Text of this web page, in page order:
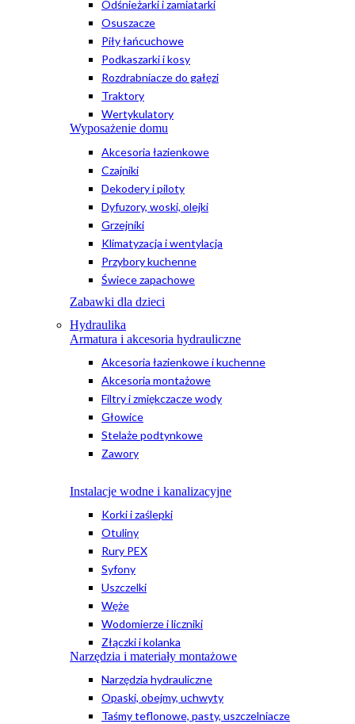
Odśnieżarki i zamiatarki
Osuszacze
Piły łańcuchowe
Podkaszarki i kosy
Rozdrabniacze do gałęzi
Traktory
Wertykulatory
Wyposażenie domu
Akcesoria łazienkowe
Czajniki
Dekodery i piloty
Dyfuzory, woski, olejki
Grzejniki
Klimatyzacja i wentylacja
Przybory kuchenne
Świece zapachowe
Zabawki dla dzieci
Hydraulika
Armatura i akcesoria hydrauliczne
Akcesoria łazienkowe i kuchenne
Akcesoria montażowe
Filtry i zmiękczacze wody
Głowice
Stelaże podtynkowe
Zawory
Instalacje wodne i kanalizacyjne
Korki i zaślepki
Otuliny
Rury PEX
Syfony
Uszczelki
Węże
Wodomierze i liczniki
Złączki i kolanka
Narzędzia i materiały montażowe
Narzędzia hydrauliczne
Opaski, obejmy, uchwyty
Taśmy teflonowe, pasty, uszczelniacze